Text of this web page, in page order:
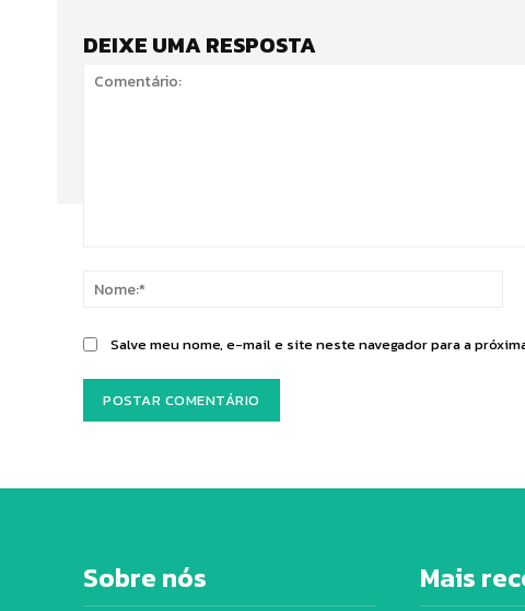
DEIXE UMA RESPOSTA
Salve meu nome, e-mail e site neste navegador para a
Sobre nós Mais